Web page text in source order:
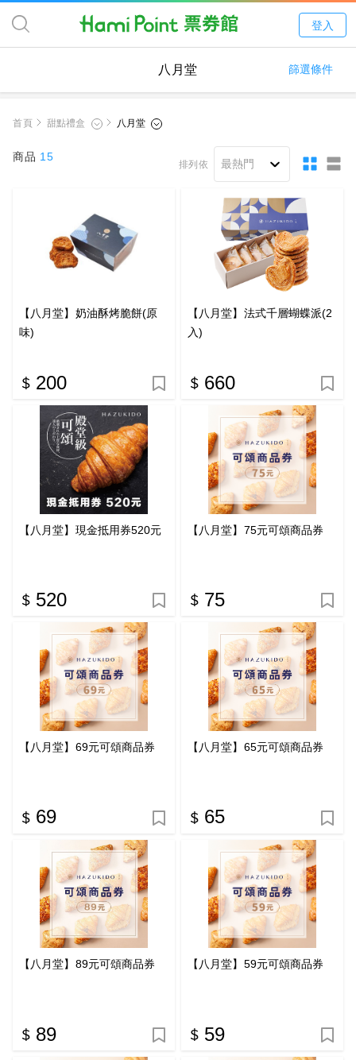
登入
篩選條件
八月堂
首頁
商品 15
排列依
【八月堂】奶油酥烤脆餅(原
味)
200
【八月堂】法式千層蝴蝶派(2
入)
660
【八月堂】現金抵用券520元
520
【八月堂】75元可頌商品券
75
【八月堂】69元可頌商品券
69
【八月堂】65元可頌商品券
65
【八月堂】89元可頌商品券
89
【八月堂】59元可頌商品券
59